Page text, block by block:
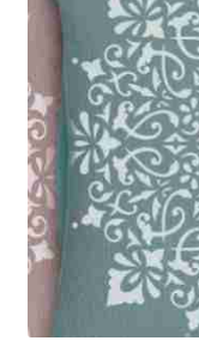
Contact